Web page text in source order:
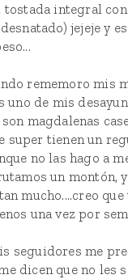
tostada integral
jejeje y
rememoro mis
uno de mis
magdalenas
super tienen un
no las hago a
un montón,
mucho....creo
una vez por
seguidores me
dicen que no les